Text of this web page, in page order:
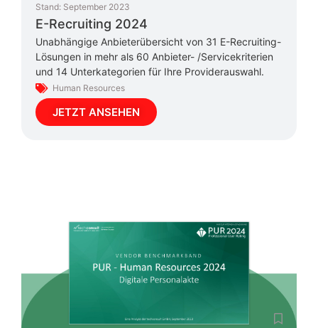
Stand: September 2023
E-Recruiting 2024
Unabhängige Anbieterübersicht von 31 E-Recruiting-
Lösungen in mehr als 60 Anbieter- /Servicekriterien
und 14 Unterkategorien für Ihre Providerauswahl.
Human Resources
JETZT ANSEHEN